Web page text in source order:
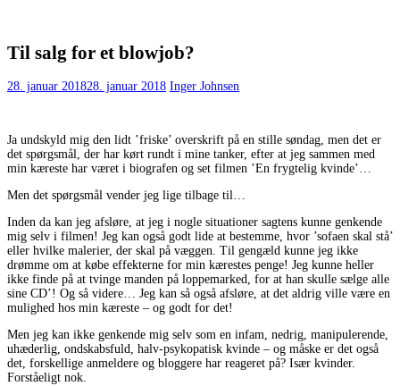
Til salg for et blowjob?
28. januar 201828. januar 2018 Inger Johnsen
Ja undskyld mig den lidt ’friske’ overskrift på en stille søndag, men det er
det spørgsmål, der har kørt rundt i mine tanker, efter at jeg sammen med
min kæreste har været i biografen og set filmen ’En frygtelig kvinde’…
Men det spørgsmål vender jeg lige tilbage til…
Inden da kan jeg afsløre, at jeg i nogle situationer sagtens kunne genkende
mig selv i filmen! Jeg kan også godt lide at bestemme, hvor ’sofaen skal stå’
eller hvilke malerier, der skal på væggen. Til gengæld kunne jeg ikke
drømme om at købe effekterne for min kærestes penge! Jeg kunne heller
ikke finde på at tvinge manden på loppemarked, for at han skulle sælge alle
sine CD’! Og så videre… Jeg kan så også afsløre, at det aldrig ville være en
mulighed hos min kæreste – og godt for det!
Men jeg kan ikke genkende mig selv som en infam, nedrig, manipulerende,
uhæderlig, ondskabsfuld, halv-psykopatisk kvinde – og måske er det også
det, forskellige anmeldere og bloggere har reageret på? Især kvinder.
Forståeligt nok.